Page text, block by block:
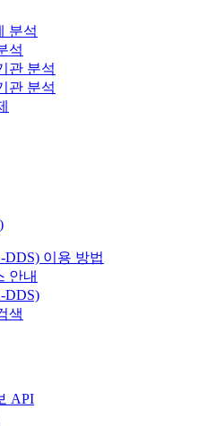
분석
석
관 분석
관 분석
이용 방법
안내
DDS)
색
API